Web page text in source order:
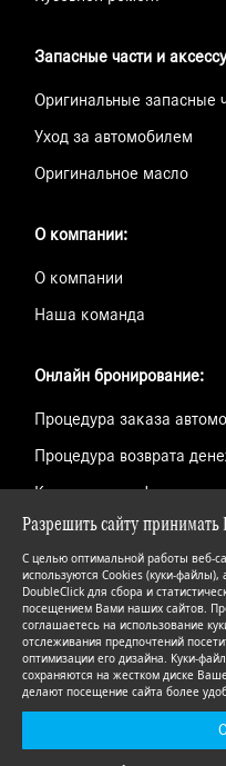
Запасные части и
Оригинальные запасные
Уход за автомобилем
Оригинальное масло
О компании:
О компании
Наша команда
Онлайн бронирование:
Процедура заказа
Процедура возврата
Контактная информация
© ПЛАЗА- центры
Куки/Cookies
Защита данных
Правовая информация
Разрешить сайту
С целью оптимальной работы веб-
используются Cookies (куки-
DoubleClick для сбора и
посещением Вами наших сайтов.
соглашаетесь на использование
отслеживания предпочтений
оптимизации его дизайна. Куки-
сохраняются на жестком диске
делают посещение сайта более